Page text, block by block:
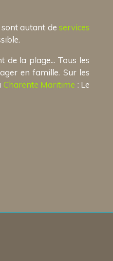
sont autant de services
de la plage... Tous les
en famille. Sur les
Charente Maritime : Le